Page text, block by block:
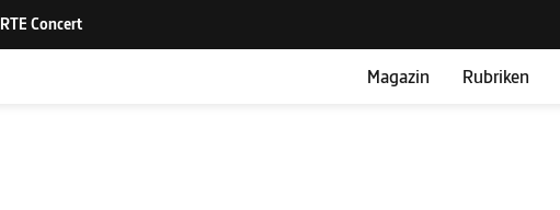
Magazin Rubriken